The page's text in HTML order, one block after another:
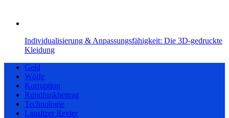
Individualisierung & Anpassungsfähigkeit: Die 3D-gedruckte
Kleidung
Geld
Wölfe
Korruption
Rundfunkbeitrag
Technologie
Lausitzer Revier